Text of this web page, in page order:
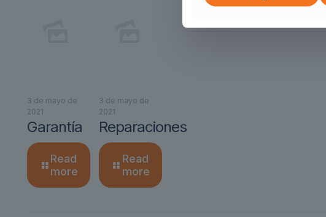
3 de mayo de
2021
Garantía
Read
more
3 de mayo de
2021
Reparaciones
Read
more